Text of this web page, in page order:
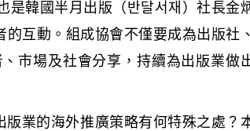
韓國半月出版（반달서재）社長金
的互動。組成協會不僅要成為出版社
市場及社會分享，持續為出版業做
業的海外推廣策略有何特殊之處？